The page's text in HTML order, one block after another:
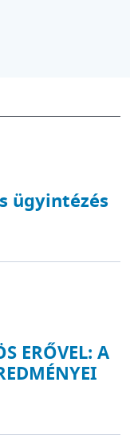
ügyintézés
ERŐVEL: A